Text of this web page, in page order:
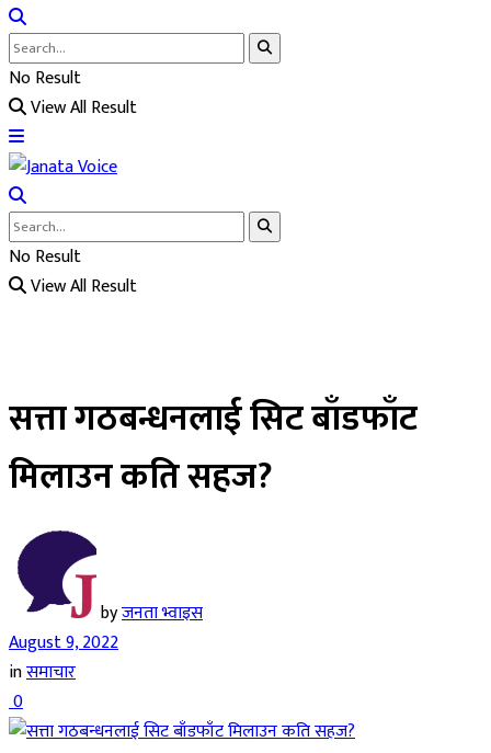
No Result
View All Result
No Result
View All Result
सत्ता गठबन्धनलाई सिट बाँडफाँट
मिलाउन कति सहज?
byजनता भ्वाइस
August 9, 2022
inसमाचार
0